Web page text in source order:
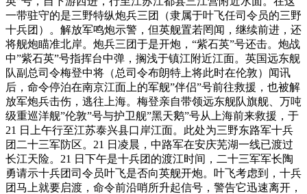
一带驻守的是三野特纵炮兵三团（隶属于叶飞任司令员的三野
十兵团）。解放军鸣炮示警，但英舰置若罔闻，继续前进，还
将舰炮瞄准北岸。炮兵三团于是开炮，“紫石英”号还击。炮战
中”紫石英”号指挥台中弹，搁浅于镇江附近江面。英国远东舰
队副总司令梅登中将（总司令布朗特上将此时在伦敦）闻讯
后，命令停泊在南京江面上的军舰”伴侣”号前往救援，也被解
放军炮兵击伤，逃往上海。梅登亲自带领远东舰队旗舰、万吨
级重巡洋舰”伦敦”号与护卫舰”黑天鹅”号从上海前来救援，于
21 日上午行至江苏泰兴县口岸江面。此处为三野东路军十兵
团二十三军防区。21 日凌晨，中路军在安庆芜湖一线已渡过
长江天险。21 日下午是十兵团的渡江时间，二十三军军长陶
勇请示十兵团司令员叶飞是否向英舰开炮。叶飞考虑到，十兵
团马上就要启渡，命令前沿哨所升起信号，警告它迅速离开，